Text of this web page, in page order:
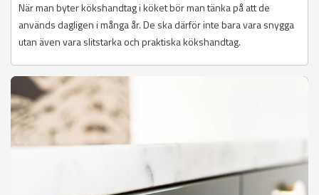
När man byter kökshandtag i köket bör man tänka på att de
används dagligen i många år. De ska därför inte bara vara snygga
utan även vara slitstarka och praktiska kökshandtag.